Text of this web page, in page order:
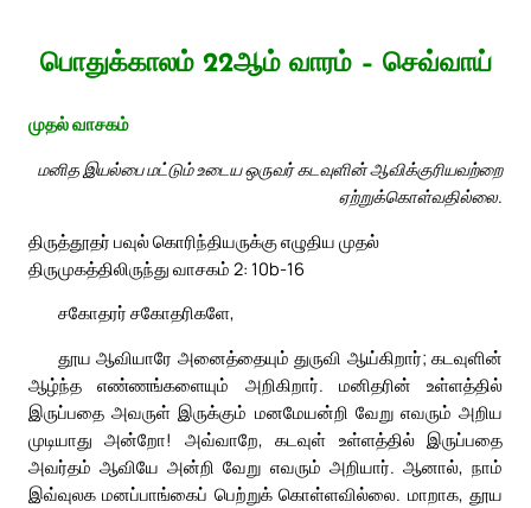
பொதுக்காலம் 22ஆம் வாரம் – செவ்வாய்
முதல் வாசகம்
மனித இயல்பை மட்டும் உடைய ஒருவர் கடவுளின் ஆவிக்குரியவற்றை
ஏற்றுக்கொள்வதில்லை.
திருத்தூதர் பவுல் கொரிந்தியருக்கு எழுதிய முதல்
திருமுகத்திலிருந்து வாசகம் 2: 10b-16
சகோதரர் சகோதரிகளே,
தூய ஆவியாரே அனைத்தையும் துருவி ஆய்கிறார்; கடவுளின்
ஆழ்ந்த எண்ணங்களையும் அறிகிறார். மனிதரின் உள்ளத்தில்
இருப்பதை அவருள் இருக்கும் மனமேயன்றி வேறு எவரும் அறிய
முடியாது அன்றோ! அவ்வாறே, கடவுள் உள்ளத்தில் இருப்பதை
அவர்தம் ஆவியே அன்றி வேறு எவரும் அறியார். ஆனால், நாம்
இவ்வுலக மனப்பாங்கைப் பெற்றுக் கொள்ளவில்லை. மாறாக, தூய